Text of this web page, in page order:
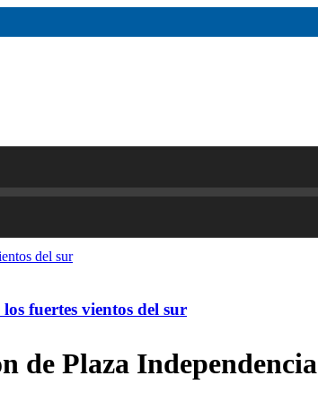
fuertes vientos del sur
de Plaza Independencia